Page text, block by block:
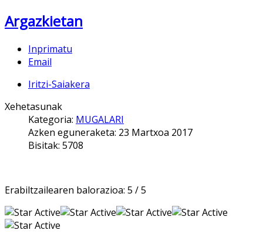
Argazkietan
Inprimatu
Email
Iritzi-Saiakera
Xehetasunak
Kategoria: MUGALARI
Azken eguneraketa: 23 Martxoa 2017
Bisitak: 5708
Erabiltzailearen balorazioa: 5 /5